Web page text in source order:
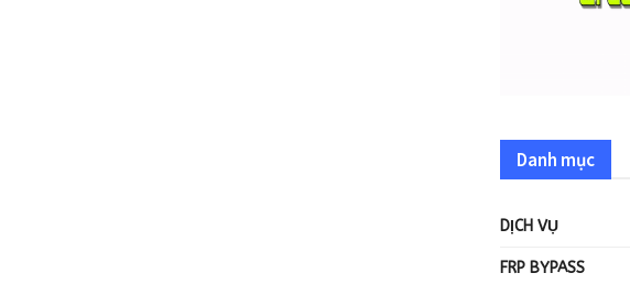
Danh mục
DỊCH VỤ
FRP BYPASS